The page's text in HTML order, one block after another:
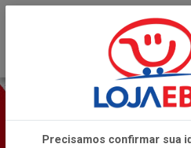
Precisamos confirmar sua